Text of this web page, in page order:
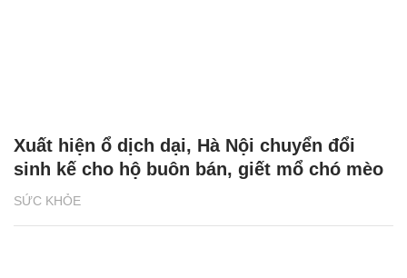
SỨC KHỎE
Xuất hiện ổ dịch dại, Hà Nội chuyển đổi
sinh kế cho hộ buôn bán, giết mổ chó mèo